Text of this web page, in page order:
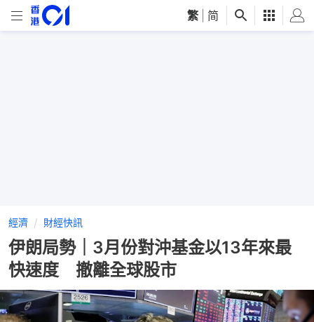
繁 简
經濟 財經快訊
伊朗局勢｜3月份對沖基金以13年來最
快速度 撤離全球股市